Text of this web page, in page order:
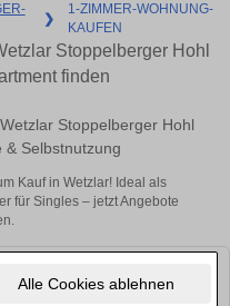
Alle Cookies ablehnen
❯
1-ZIMMER-WOHNUNG-
KAUFEN
Stoppelberger Hohl
finden
Stoppelberger Hohl
& Selbstnutzung
Kauf in Wetzlar! Ideal als
für Singles – jetzt Angebote
Objekte finden. Schauen Sie